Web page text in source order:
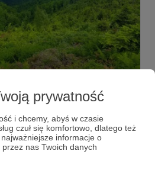
prywatność
i chcemy, abyś w czasie
czuł się komfortowo, dlatego też
informacje o
nas Twoich danych
regenerację.
Sądecki +2